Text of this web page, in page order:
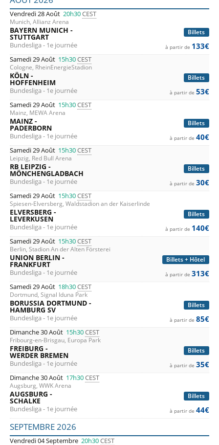
Bref, rien que du football, des buts et des émotions fortes,
en direct depuis des stades de football allemands à chaque
journée de cechampionnat de Bundesligaqui s'annonce
palpitant. Comme chaque année les stades seront plein à
craquer et les ambiances dans les stades à couper le
souffle. Et si l'envie vous en prend, et bien c'est le moment
d'utiliser notre comparateur de prix pour les places de
football en Allemagne, afin de profiter des
meilleurs tarifs
pour les billets de Bundesliga
Vendredi 28 Août 20h30CEST
Munich, Allianz Arena
Billets
BAYERN MUNICH -
STUTTGART
Bundesliga - 1e journée à partir de 133€
Samedi 29 Août 15h30CEST
Cologne, RheinEnergieStadion
Billets
KÖLN -
HOFFENHEIM
Bundesliga - 1e journée à partir de 53€
Samedi 29 Août 15h30CEST
Mainz, MEWA Arena
Billets
MAINZ -
PADERBORN
Bundesliga - 1e journée à partir de 40€
Samedi 29 Août 15h30CEST
Leipzig, Red Bull Arena
Billets
RB LEIPZIG -
MÖNCHENGLADBACH
Bundesliga - 1e journée à partir de 30€
Samedi 29 Août 15h30CEST
Spiesen-Elversberg, Waldstadion an der Kaiserlinde
Billets
ELVERSBERG -
LEVERKUSEN
Bundesliga - 1e journée à partir de 140€
Samedi 29 Août 15h30CEST
Berlin, Stadion An der Alten Försterei
Billets + Hôtel
UNION BERLIN -
FRANKFURT
Bundesliga - 1e journée à partir de 313€
Samedi 29 Août 18h30CEST
Dortmund, Signal Iduna Park
Billets
BORUSSIA DORTMUND -
HAMBURG SV
Bundesliga - 1e journée à partir de 85€
Dimanche 30 Août 15h30CEST
Fribourg-en-Brisgau, Europa Park
Billets
FREIBURG -
WERDER BREMEN
Bundesliga - 1e journée à partir de 35€
Dimanche 30 Août 17h30CEST
Augsburg, WWK Arena
Billets
AUGSBURG -
SCHALKE
Bundesliga - 1e journée à partir de 44€
SEPTEMBRE 2026
Vendredi 04 Septembre 20h30CEST